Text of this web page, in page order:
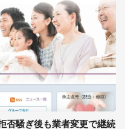
否騒ぎ後も業者変更で継続